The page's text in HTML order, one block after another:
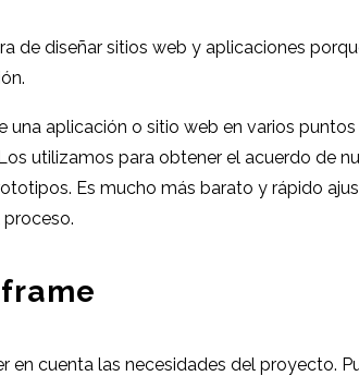
de diseñar sitios web y aplicaciones
una aplicación o sitio web en varios
utilizamos para obtener el acuerdo de
Es mucho más barato y rápido
en cuenta las necesidades del proyecto.